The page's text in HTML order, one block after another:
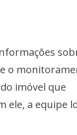
o
imóvel que
ele, a equipe